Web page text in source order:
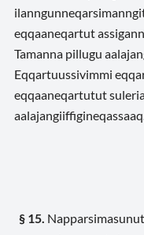
eqqaaneqartut
Tamanna pillugu
Eqqartuussivimmi
eqqaaneqartutut
aalajangiiffigineqassaaq.
§ 15.